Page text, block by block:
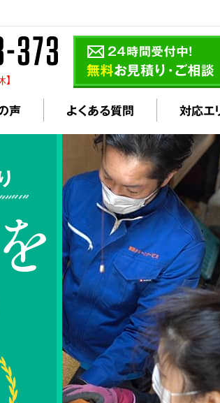
声 よくある質問 対応エ